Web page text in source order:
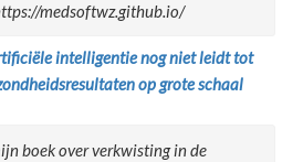
medsoftwz.github.io/
intelligentie nog niet leidt tot
op grote schaal
boek over verkwisting in de